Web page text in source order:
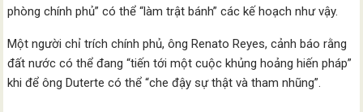
phòng chính phủ” có thể “làm trật bánh” các kế hoạch như vậy.
Một người chỉ trích chính phủ, ông Renato Reyes, cảnh báo rằng
đất nước có thể đang “tiến tới một cuộc khủng hoảng hiến pháp”
khi để ông Duterte có thể “che đậy sự thật và tham nhũng”.